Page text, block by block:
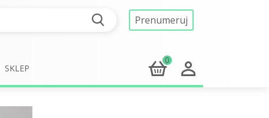
Prenumeruj
SKLEP
0